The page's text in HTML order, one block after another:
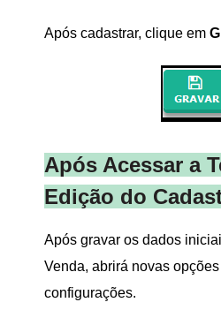
Após cadastrar, clique em
Após Acessar a
Edição do
Após gravar os dados
Venda, abrirá novas
configurações.